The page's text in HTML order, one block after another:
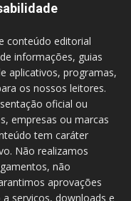
conteúdo editorial
informações, guias
aplicativos, programas,
os nossos leitores.
oficial ou
empresas ou marcas
tem caráter
Não realizamos
não
aprovações
serviços, downloads e